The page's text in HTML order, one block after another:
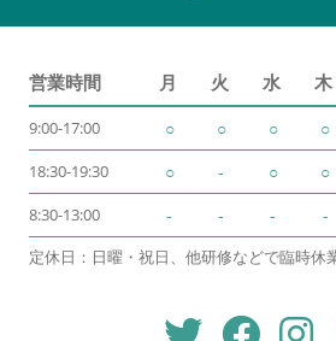
営業時間 月 火 水 木
9:00-17:00 ○ ○ ○ ○
18:30-19:30 ○ - ○ ○
8:30-13:00 - - - -
定休日：日曜・祝日、他研修などで臨時休